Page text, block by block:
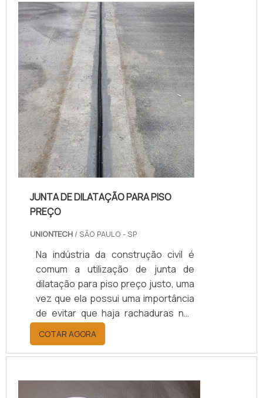
JUNTA DE DILATAÇÃO PARA PISO
PREÇO
UNIONTECH / SÃO PAULO - SP
Na indústria da construção civil é
comum a utilização de junta de
dilatação para piso preço justo, uma
vez que ela possui uma importância
de evitar que haja rachaduras nas
estruturas, além de uma excelente
flexibilidade e resistência. Para que a
junta exerça corretamente sua
adequada para ser utilizada em
COTAR AGORA